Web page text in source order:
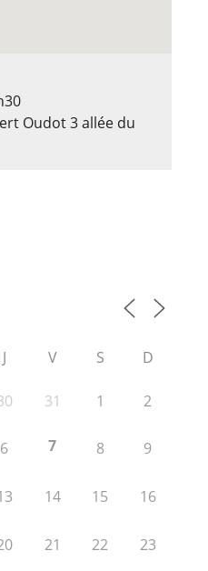
Oudot 3 allée du
J V S D
31 1 2
6 7 8 9
14 15 16
21 22 23